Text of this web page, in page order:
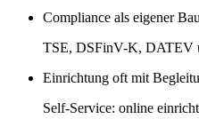
Compliance als eigener
TSE, DSFinV-K, DATEV
Einrichtung oft mit
Self-Service: online